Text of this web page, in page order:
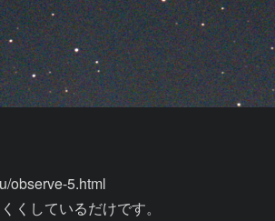
observe-5.html
くしているだけです。